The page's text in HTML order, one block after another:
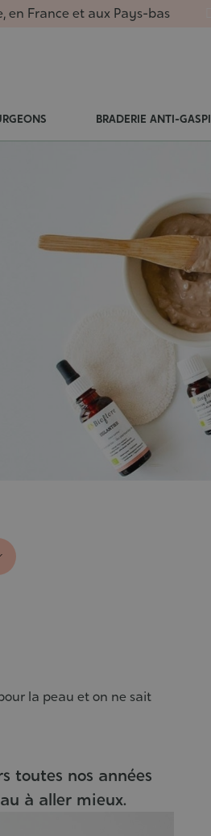
en France et aux Pays-bas
BRADERIE ANTI-GASPI
la peau et on ne sait
toutes nos années
à aller mieux.